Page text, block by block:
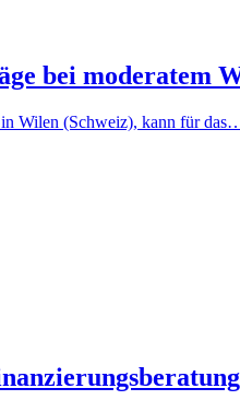
bei moderatem
Wilen (Schweiz), kann für